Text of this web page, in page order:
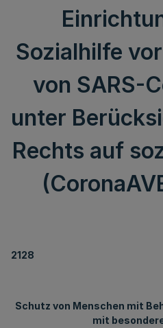
Sozialhilfe
von SARS-
unter
Rechts auf
2128
Schutz von Menschen mit
mit